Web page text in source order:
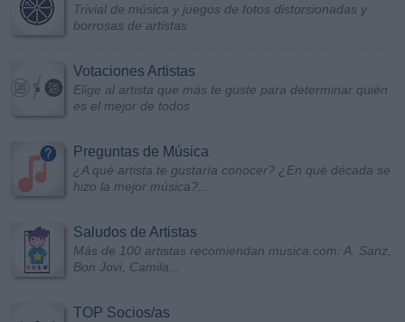
Trivial de música y juegos de fotos distorsionadas y
borrosas de artistas
Votaciones Artistas
Elige al artista que más te guste para determinar quién
es el mejor de todos
Preguntas de Música
¿A qué artista te gustaría conocer? ¿En qué década se
hizo la mejor música?...
Saludos de Artistas
Más de 100 artistas recomiendan musica.com: A. Sanz,
Bon Jovi, Camila...
TOP Socios/as